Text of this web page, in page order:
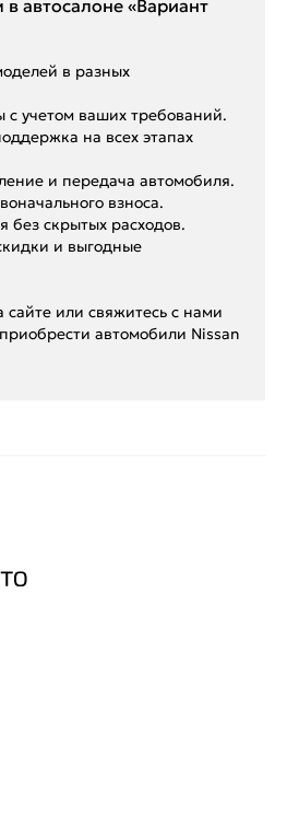
в автосалоне «Вариант
в разных
учетом ваших требований.
на всех этапах
и передача автомобиля.
взноса.
без скрытых расходов.
и выгодные
или свяжитесь с нами
автомобили Nissan